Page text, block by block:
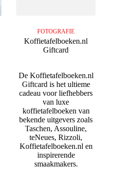
FOTOGRAFIE
Koffietafelboeken.nl
Giftcard
De Koffietafelboeken.nl
Giftcard is het ultieme
cadeau voor liefhebbers
van luxe
koffietafelboeken van
bekende uitgevers zoals
Taschen, Assouline,
teNeues, Rizzoli,
Koffietafelboeken.nl en
inspirerende
smaakmakers.